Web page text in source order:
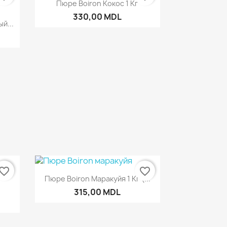
Пюре Boiron Кокос 1 Кг
330,00 MDL
 Быстрый просмотр
Пюре Boiron Маракуйя 1 Кг (...
315,00 MDL
favorite_border